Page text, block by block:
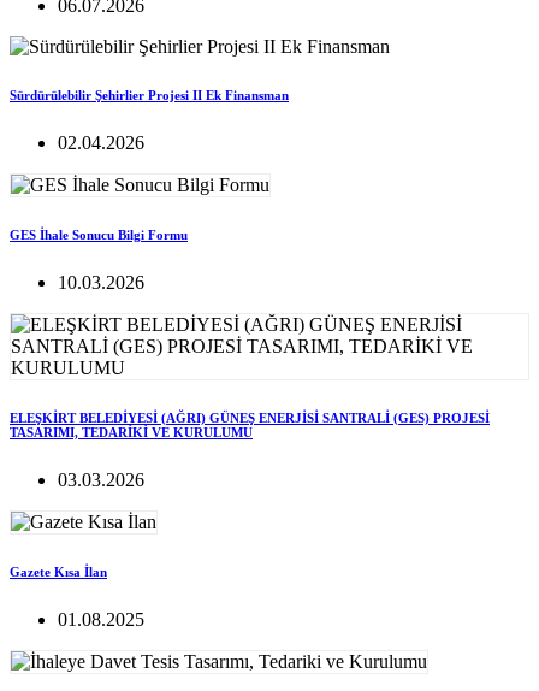
06.07.2026
Sürdürülebilir Şehirlier Projesi II Ek Finansman
02.04.2026
GES İhale Sonucu Bilgi Formu
10.03.2026
ELEŞKİRT BELEDİYESİ (AĞRI) GÜNEŞ ENERJİSİ SANTRALİ (GES) PROJESİ
TASARIMI, TEDARİKİ VE KURULUMU
03.03.2026
Gazete Kısa İlan
01.08.2025